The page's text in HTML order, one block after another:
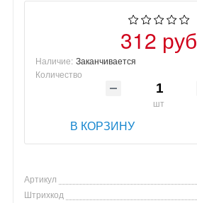
312 руб
Наличие: Заканчивается
Количество
шт
В КОРЗИНУ
Артикул
Штрихкод